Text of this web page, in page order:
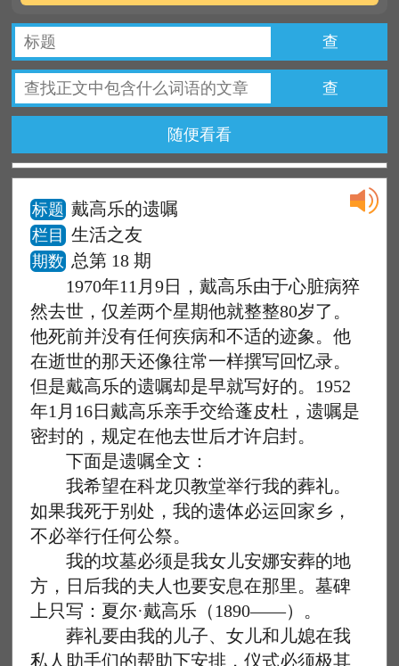
查
查
随便看看
标题 戴高乐的遗嘱
栏目 生活之友
期数 总第 18 期
1970年11月9日，戴高乐由于心脏病猝
然去世，仅差两个星期他就整整80岁了。
他死前并没有任何疾病和不适的迹象。他
在逝世的那天还像往常一样撰写回忆录。
但是戴高乐的遗嘱却是早就写好的。1952
年1月16日戴高乐亲手交给蓬皮杜，遗嘱是
密封的，规定在他去世后才许启封。
下面是遗嘱全文：
我希望在科龙贝教堂举行我的葬礼。
如果我死于别处，我的遗体必运回家乡，
不必举行任何公祭。
我的坟墓必须是我女儿安娜安葬的地
方，日后我的夫人也要安息在那里。墓碑
上只写：夏尔·戴高乐（1890——）。
葬礼要由我的儿子、女儿和儿媳在我
私人助手们的帮助下安排，仪式必须极其